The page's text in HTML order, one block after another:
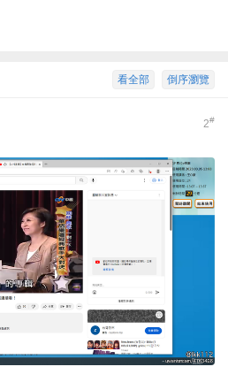
倒序瀏覽
看全部
2#